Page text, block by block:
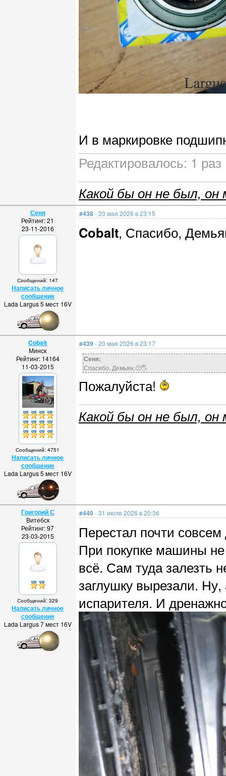
И в маркировке
Редактировалось: 1
Какой бы он не был, он
Сеня
Рейтинг: 21
23-11-2016
Сообщений: 147
Написать личное
сообщение
Lada Largus 5 мест 16V
#438- 20 мая 2026 в 23:15
Cobalt, Спасибо,
Cobalt
Минск
Рейтинг: 14164
11-03-2015
Сообщений: 4751
Написать личное
сообщение
Lada Largus 5 мест 16V
#439- 20 мая 2026 в 23:17
Сеня:
Спасибо, Демьян.🙂🖐️
Пожалуйста!
Какой бы он не был, он
Григорий С
Витебск
Рейтинг: 97
23-03-2015
Сообщений: 329
Написать личное
сообщение
Lada Largus 7 мест 16V
#440- 31 июля 2026 в 20:36
Перестал почти
При покупке машины
всё. Сам туда залезть
заглушку вырезали.
испарителя. И